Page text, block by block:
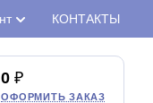
КОНТАКТЫ
0
ОФОРМИТЬ ЗАКАЗ